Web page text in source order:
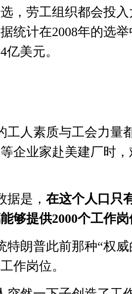
，劳工组织都会投
统计在2008年的选
4亿美元。
工人素质与工会力量
企业家赴美建厂时
据是， 在这个人口只
够提供2000个工作
特朗普此前那种“权
作岗位。